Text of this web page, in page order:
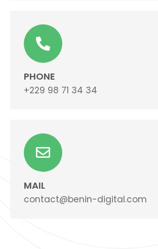
PHONE
+229 98 71 34 34
MAIL
contact@benin-digital.com